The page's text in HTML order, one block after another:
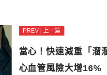
PREV | 上一篇
當心！快速減重「溜
心血管風險大增16%